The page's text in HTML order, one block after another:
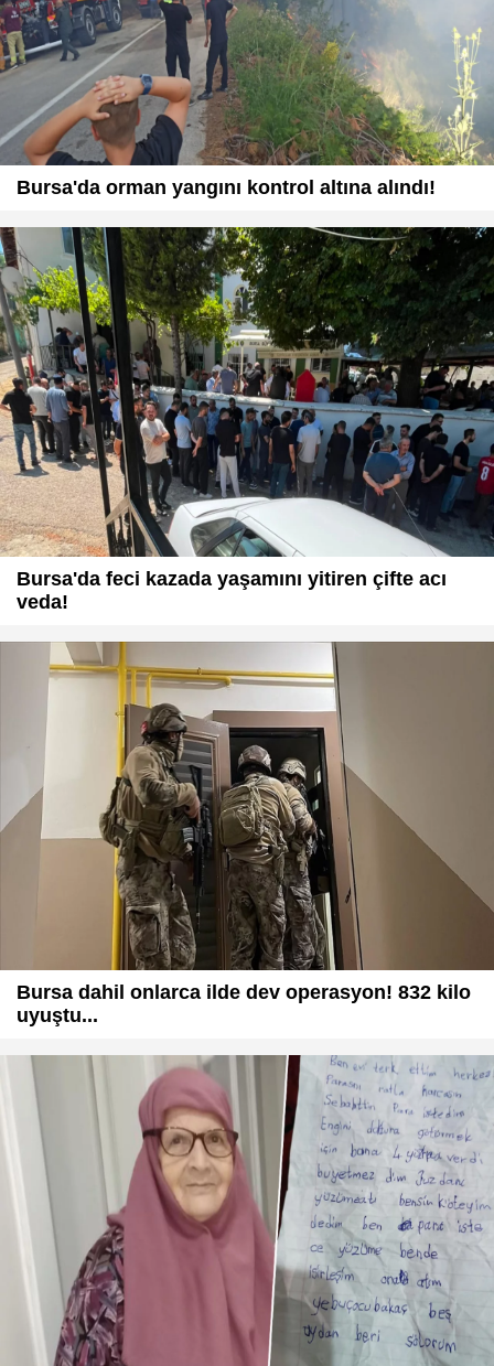
Bursa'da orman yangını kontrol altına alındı!
Bursa'da feci kazada yaşamını yitiren çifte acı
veda!
Bursa dahil onlarca ilde dev operasyon! 832 kilo
uyuştu...